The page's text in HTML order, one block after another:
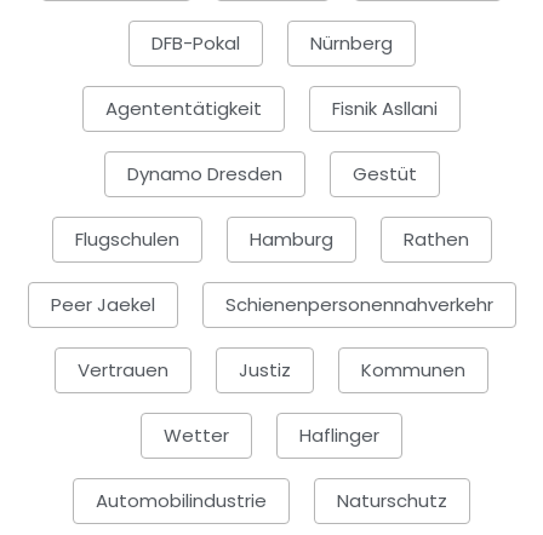
DFB-Pokal Nürnberg
Agententätigkeit Fisnik Asllani
Dynamo Dresden Gestüt
Flugschulen Hamburg Rathen
Peer Jaekel Schienenpersonennahverkehr
Vertrauen Justiz Kommunen
Wetter Haflinger
Automobilindustrie Naturschutz